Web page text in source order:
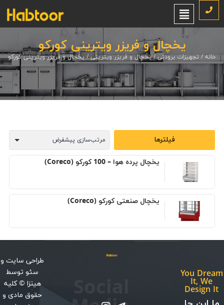
یخچال و فریزر ویترینی کورکو
خانه / تجهیزات برودتی/یخچال و فریزر ویترینی/ یخچال و فریزر ویترینی کورکو
فیلترها
یخچال پرده هوا – 100 کورکو (Coreco)
یخچال صنعتی کورکو (Coreco)
You Dream
It, We
Design It
طراحی سایتو
سئوتوسط
هینزا © کلیه
حقوق مادی و